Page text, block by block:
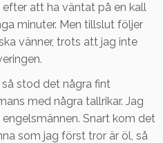
att ha väntat på en kall
minuter. Men tillslut följer
vänner, trots att jag inte
stod det några fint
med några tallrikar. Jag
Snart kom det
som jag först tror är öl, så